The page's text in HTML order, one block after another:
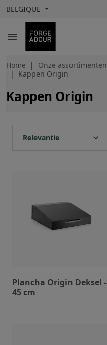
BELGIQUE

Home Onze assortimenten
Kappen Origin
Kappen Origin
Relevantie expand_more
Plancha Origin Deksel -
45 cm